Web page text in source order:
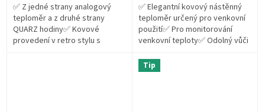
✅ Z jedné strany analogový
teploměr a z druhé strany
QUARZ hodiny✅ Kovové
provedení v retro stylu s
✅ Elegantní kovový nástěnný
teploměr určený pro venkovní
použití✅ Pro monitorování
venkovní teploty✅ Odolný vůči
Konstrukční výška teploměru je
410...
Tip